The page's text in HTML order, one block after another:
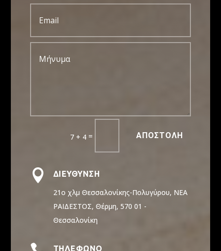
7 + 4 = ΑΠΟΣΤΟΛΗ
 ΔΙΕΥΘΥΝΣΗ
21ο χλμ Θεσσαλονίκης-Πολυγύρου, ΝΕΑ
ΡΑΙΔΕΣΤΟΣ, Θέρμη, 570 01 -
Θεσσαλονίκη
ΤΗΛΕΦΩΝΟ